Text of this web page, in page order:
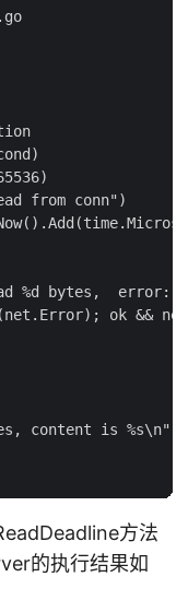
from conn")
%d bytes,  error:
ok &&
content is %s\n",
方法
的执行结果如